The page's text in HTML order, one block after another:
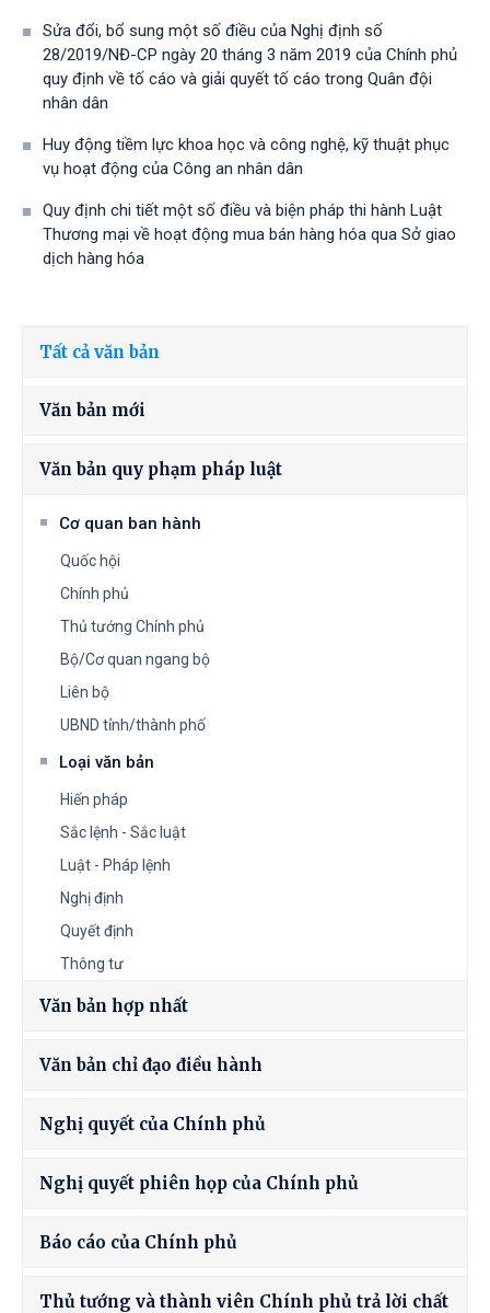
Sửa đổi, bổ sung một số điều của Nghị định số
28/2019/NĐ-CР ngày 20 tháng 3 năm 2019 của Chính phủ
quy định về tố cáo và giải quyết tố cáo trong Quân đội
nhân dân
Huy động tiềm lực khoa học và công nghệ, kỹ thuật phục
vụ hoạt động của Công an nhân dân
Quy định chi tiết một số điều và biện pháp thi hành Luật
Thương mại về hoạt động mua bán hàng hóa qua Sở giao
dịch hàng hóa
Tất cả văn bản
Văn bản mới
Văn bản quy phạm pháp luật
Cơ quan ban hành
Quốc hội
Chính phủ
Thủ tướng Chính phủ
Bộ/Cơ quan ngang bộ
Liên bộ
UBND tỉnh/thành phố
Loại văn bản
Hiến pháp
Sắc lệnh - Sắc luật
Luật - Pháp lệnh
Nghị định
Quyết định
Thông tư
Văn bản hợp nhất
Văn bản chỉ đạo điều hành
Nghị quyết của Chính phủ
Nghị quyết phiên họp của Chính phủ
Báo cáo của Chính phủ
Thủ tướng và thành viên Chính phủ trả lời chất